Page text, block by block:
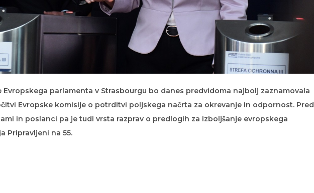
Evropskega parlamenta v Strasbourgu bo danes predvidoma najbolj zaznamovala
Evropske komisije o potrditvi poljskega načrta za okrevanje in odpornost. Pred
in poslanci pa je tudi vrsta razprav o predlogih za izboljšanje evropskega
Pripravljeni na 55.